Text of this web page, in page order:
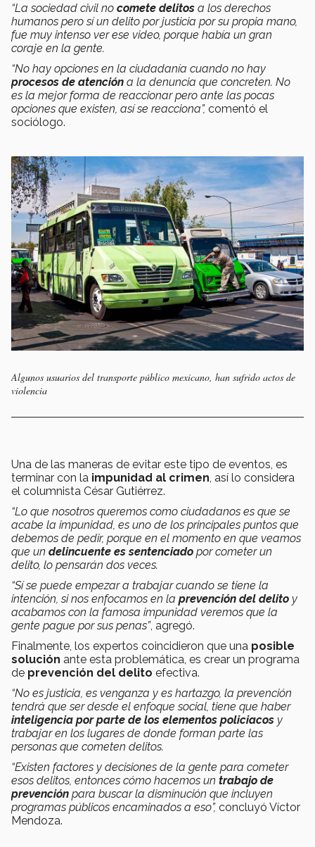
“La sociedad civil no comete delitos a los derechos
humanos pero sí un delito por justicia por su propia mano,
fue muy intenso ver ese video, porque había un gran
coraje en la gente.
“No hay opciones en la ciudadanía cuando no hay
procesos de atención a la denuncia que concreten. No
es la mejor forma de reaccionar pero ante las pocas
opciones que existen, así se reacciona”, comentó el
sociólogo.
Algunos usuarios del transporte público mexicano, han sufrido actos de
violencia
Una de las maneras de evitar este tipo de eventos, es
terminar con la impunidad al crimen, así lo considera
el columnista César Gutiérrez.
“Lo que nosotros queremos como ciudadanos es que se
acabe la impunidad, es uno de los principales puntos que
debemos de pedir, porque en el momento en que veamos
que un delincuente es sentenciado por cometer un
delito, lo pensarán dos veces.
“Sí se puede empezar a trabajar cuando se tiene la
intención, si nos enfocamos en la prevención del delito y
acabamos con la famosa impunidad veremos que la
gente pague por sus penas”, agregó.
Finalmente, los expertos coincidieron que una posible
solución ante esta problemática, es crear un programa
de prevención del delito efectiva.
“No es justicia, es venganza y es hartazgo, la prevención
tendrá que ser desde el enfoque social, tiene que haber
inteligencia por parte de los elementos policiacos y
trabajar en los lugares de donde forman parte las
personas que cometen delitos.
“Existen factores y decisiones de la gente para cometer
esos delitos, entonces cómo hacemos un trabajo de
prevención para buscar la disminución que incluyen
programas públicos encaminados a eso”, concluyó Víctor
Mendoza.